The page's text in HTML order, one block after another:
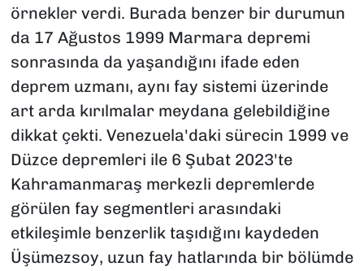
örnekler verdi. Burada benzer bir durumun
da 17 Ağustos 1999 Marmara depremi
sonrasında da yaşandığını ifade eden
deprem uzmanı, aynı fay sistemi üzerinde
art arda kırılmalar meydana gelebildiğine
dikkat çekti. Venezuela'daki sürecin 1999 ve
Düzce depremleri ile 6 Şubat 2023'te
Kahramanmaraş merkezli depremlerde
görülen fay segmentleri arasındaki
etkileşimle benzerlik taşıdığını kaydeden
Üşümezsoy, uzun fay hatlarında bir bölümde